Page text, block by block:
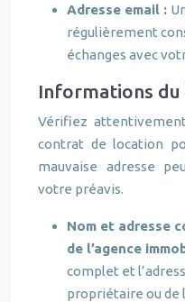
Adresse email :
régulièrement
échanges avec
Informations
Vérifiez
contrat de location
mauvaise adresse
votre préavis.
Nom et adresse
de l’agence
complet et
propriétaire ou de